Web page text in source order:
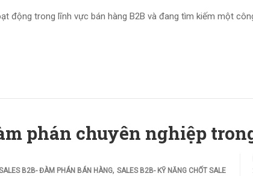
động trong lĩnh vực bán hàng B2B và đang tìm kiếm một
phán chuyên nghiệp
B2B- ĐÀM PHÁN BÁN HÀNG, SALES B2B- KỸ NĂNG CHỐT SALE